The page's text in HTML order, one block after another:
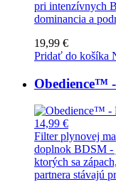
pri intenzívnych
dominancia a
19,99 €
Pridať do košíka
Obedience™
14,99 €
Filter plynovej
doplnok BDSM -
ktorých sa
partnera stávajú